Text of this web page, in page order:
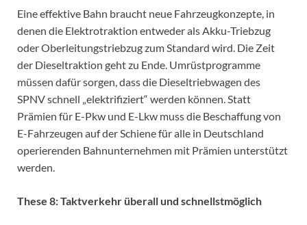
Eine effektive Bahn braucht neue Fahrzeugkonzepte, in
denen die Elektrotraktion entweder als Akku-Triebzug
oder Oberleitungstriebzug zum Standard wird. Die Zeit
der Dieseltraktion geht zu Ende. Umrüstprogramme
müssen dafür sorgen, dass die Dieseltriebwagen des
SPNV schnell „elektrifiziert“ werden können. Statt
Prämien für E-Pkw und E-Lkw muss die Beschaffung von
E-Fahrzeugen auf der Schiene für alle in Deutschland
operierenden Bahnunternehmen mit Prämien unterstützt
werden.
These 8: Taktverkehr überall und schnellstmöglich